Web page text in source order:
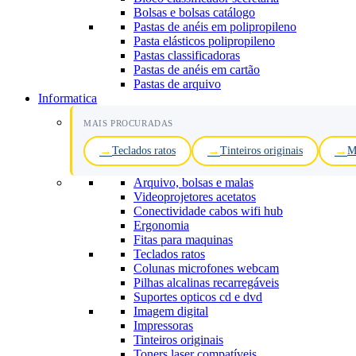
Bolsas e bolsas catálogo
Pastas de anéis em polipropileno
Pasta elásticos polipropileno
Pastas classificadoras
Pastas de anéis em cartão
Pastas de arquivo
Informatica
MAIS PROCURADAS
Teclados ratos Tinteiros originais
Arquivo, bolsas e malas
Videoprojetores acetatos
Conectividade cabos wifi hub
Ergonomia
Fitas para maquinas
Teclados ratos
Colunas microfones webcam
Pilhas alcalinas recarregáveis
Suportes opticos cd e dvd
Imagem digital
Impressoras
Tinteiros originais